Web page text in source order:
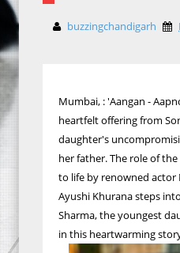
buzzingchandigarh
Mumbai, : 'Aangan -
heartfelt offering from
daughter's
her father. The role of
to life by renowned actor
Ayushi Khurana steps
Sharma, the youngest
in this heartwarming